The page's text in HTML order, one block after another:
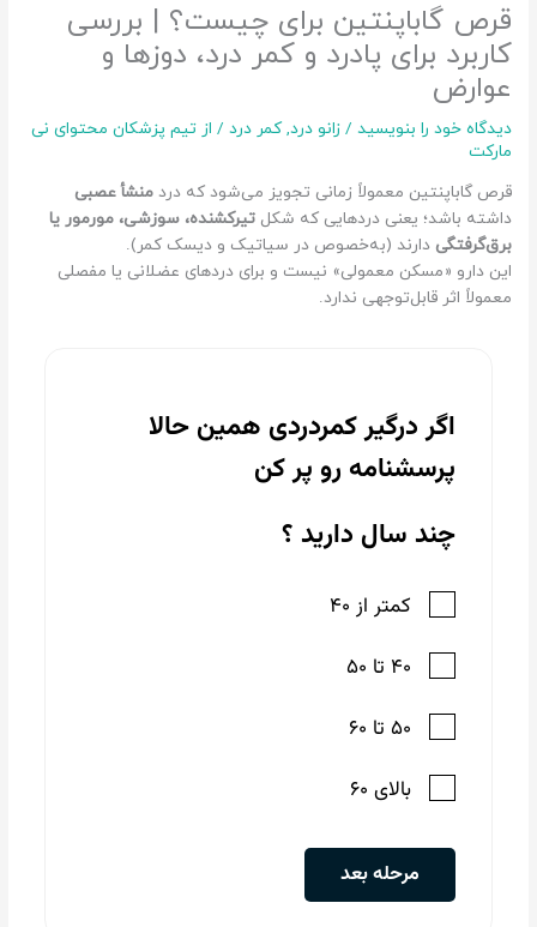
قرص گاباپنتین برای چیست؟ | بررسی
کاربرد برای پادرد و کمر درد، دوزها و
عوارض
دیدگاه‌ خود را بنویسید / زانو درد,کمر درد / از تیم پزشکان محتوای نی
مارکت
قرص گاباپنتین معمولاً زمانی تجویز می‌شود که دردمنشأ عصبی
داشته باشد؛ یعنی دردهایی که شکلتیرکشنده، سوزشی، مورمور یا
برق‌گرفتگی دارند (به‌خصوص در سیاتیک و دیسک کمر).
این دارو «مسکن معمولی» نیست و برای دردهای عضلانی یا مفصلی
معمولاً اثر قابل‌توجهی ندارد.